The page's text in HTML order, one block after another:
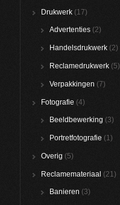
Drukwerk (17)
Advertenties (2)
Handelsdrukwerk (2)
Reclamedrukwerk (5)
Verpakkingen (7)
Fotografie (4)
Beeldbewerking (3)
Portretfotografie (1)
Overig (5)
Reclamemateriaal (21)
Banieren (3)